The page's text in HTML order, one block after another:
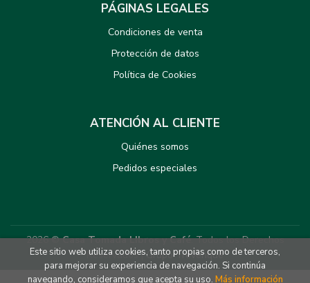
PÁGINAS LEGALES
Condiciones de venta
Protección de datos
Política de Cookies
ATENCIÓN AL CLIENTE
Quiénes somos
Pedidos especiales
2026 ©Casa Tomada LIbros y Café. Todos los Derechos
Reservados |Grupo Trevenque
Este sitio web utiliza cookies, tanto propias como de terceros,
para mejorar su experiencia de navegación. Si continúa
navegando, consideramos que acepta su uso. Más información